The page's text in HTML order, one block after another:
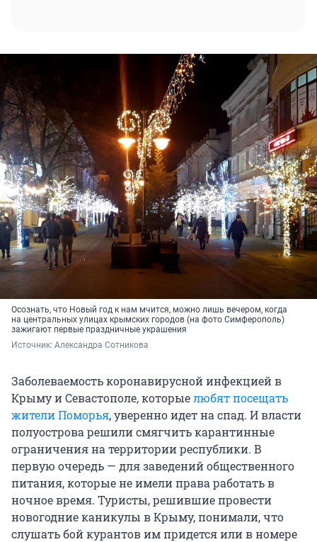
Осознать, что Новый год к нам мчится, можно лишь вечером, когда
на центральных улицах крымских городов (на фото Симферополь)
зажигают первые праздничные украшения
Источник: Александра Сотникова
Заболеваемость коронавирусной инфекцией в
Крыму и Севастополе, которыелюбят посещать
жители Поморья, уверенно идет на спад. И власти
полуострова решили смягчить карантинные
ограничения на территории республики. В
первую очередь — для заведений общественного
питания, которые не имели права работать в
ночное время. Туристы, решившие провести
новогодние каникулы в Крыму, понимали, что
слушать бой курантов им придется или в номере